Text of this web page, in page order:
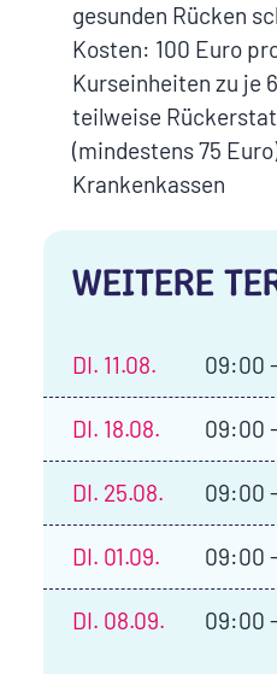
gesunden Rücken
Kosten: 100 Euro
Kurseinheiten zu je
teilweise
(mindestens 75
Krankenkassen
WEITERE
DI. 11.08. 09:00
DI. 18.08. 09:00
DI. 25.08. 09:00
DI. 01.09. 09:00
DI. 08.09. 09:00